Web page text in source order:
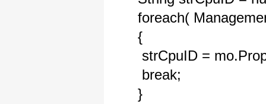
foreach(
{
strCpuID =
break;
}